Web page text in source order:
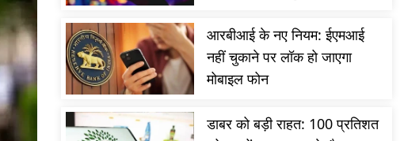
आरबीआई के नए नियम: ईएमआई
नहीं चुकाने पर लॉक हो जाएगा
मोबाइल फोन
डाबर को बड़ी राहत: 100 प्रतिशत